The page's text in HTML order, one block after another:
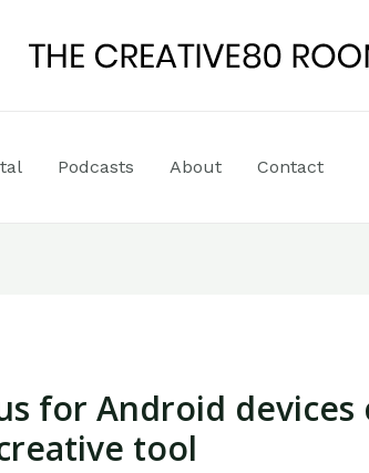
Podcasts About Contact
for Android
tool